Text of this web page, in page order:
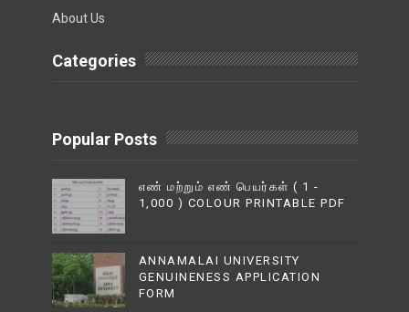
About Us
Categories
Popular Posts
எண் மற்றும் எண் பெயர்கள் ( 1 -
1,000 ) COLOUR PRINTABLE PDF
ANNAMALAI UNIVERSITY
GENUINENESS APPLICATION
FORM